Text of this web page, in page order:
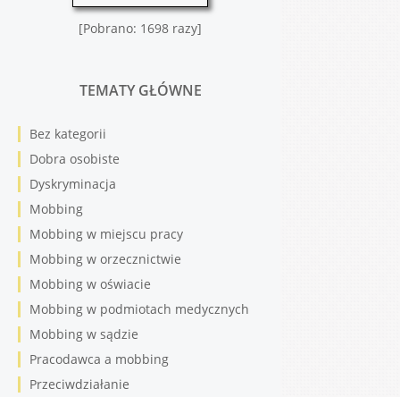
[Pobrano: 1698 razy]
TEMATY GŁÓWNE
Bez kategorii
Dobra osobiste
Dyskryminacja
Mobbing
Mobbing w miejscu pracy
Mobbing w orzecznictwie
Mobbing w oświacie
Mobbing w podmiotach medycznych
Mobbing w sądzie
Pracodawca a mobbing
Przeciwdziałanie